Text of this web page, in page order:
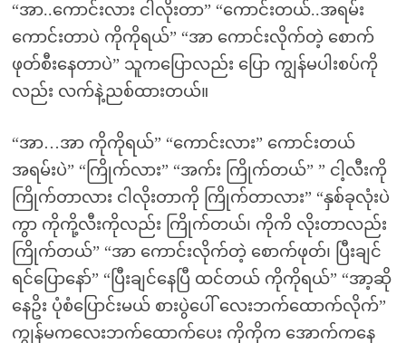
“အာ..ကောင်းလား ငါလိုးတာ” “ကောင်းတယ်..အရမ်း
ကောင်းတာပဲ ကိုကိုရယ်” “အာ ကောင်းလိုက်တဲ့ စောက်
ဖုတ်စီးနေတာပဲ” သူကပြောလည်း ပြော ကျွန်မပါးစပ်ကို
လည်း လက်နဲ့ညစ်ထားတယ်။
“အာ…အာ ကိုကိုရယ်” “ကောင်းလား” ကောင်းတယ်
အရမ်းပဲ” “ကြိုက်လား” “အက်း ကြိုက်တယ်” ” ငါ့လီးကို
ကြိုက်တာလား ငါလိုးတာကို ကြိုက်တာလား” “နှစ်ခုလုံးပဲ
ကွာ ကိုကို့လီးကိုလည်း ကြိုက်တယ်၊ ကိုကိ လိုးတာလည်း
ကြိုက်တယ်” “အာ ကောင်းလိုက်တဲ့ စောက်ဖုတ်၊ ပြီးချင်
ရင်ပြောနော်” “ပြီးချင်နေပြီ ထင်တယ် ကိုကိုရယ်” “အာ့ဆို
နေဥိး ပုံစံပြောင်းမယ် စားပွဲပေါ် လေးဘက်ထောက်လိုက်”
ကျွန်မကလေးဘက်ထောက်ပေး ကိုကိုက အောက်ကနေ